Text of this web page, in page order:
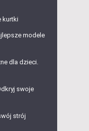
kurtki
modele
dla dzieci.
swoje
strój